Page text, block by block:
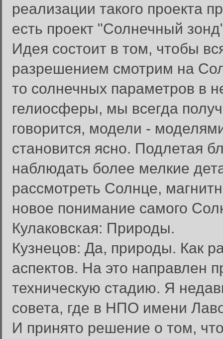
реализации такого проекта
есть проект "Солнечный
Идея состоит в том, чтобы
разрешением смотрим на
то солнечных параметров в
гелиосферы, мы всегда
говорится, модели -
становится ясно. Подлетая
наблюдать более мелкие
рассмотреть Солнце,
новое понимание самого
Кулаковская: Природы.
Кузнецов: Да, природы. Как
аспектов. На это направлен
техническую стадию. Я
совета, где в НПО имени
И принято решение о том,